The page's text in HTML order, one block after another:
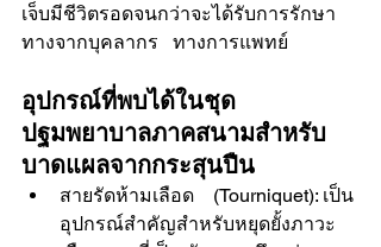
เจ็บมีชีวิตรอดจนกว่าจะได้รับการรักษา
ทางจากบุคลากร   ทางการแพทย์
อุปกรณ์ที่พบได้ในชุด
ปฐมพยาบาลภาคสนามสำหรับ
บาดแผลจากกระสุนปืน
สายรัดห้ามเลือด    (Tourniquet): เป็น
อุปกรณ์สำคัญสำหรับหยุดยั้งภาวะ